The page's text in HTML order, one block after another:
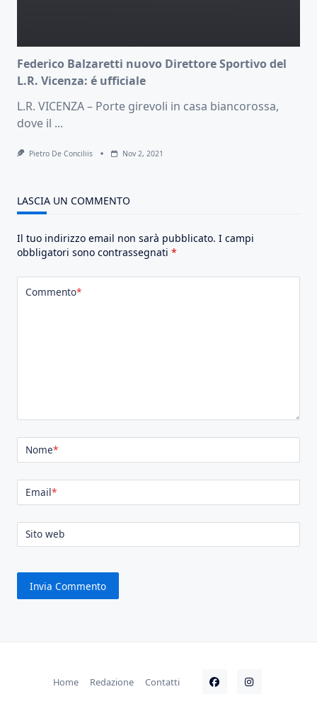
Federico Balzaretti nuovo Direttore Sportivo del
L.R. Vicenza: é ufficiale
L.R. VICENZA – Porte girevoli in casa biancorossa,
dove il ...
Pietro De Conciliis Nov 2, 2021
LASCIA UN COMMENTO
Il tuo indirizzo email non sarà pubblicato. I campi
obbligatori sono contrassegnati *
Commento*
Nome*
Email*
Sito web
Home Redazione Contatti